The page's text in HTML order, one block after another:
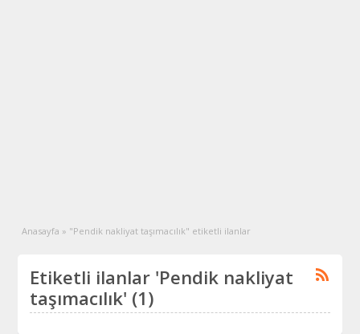
Anasayfa » "Pendik nakliyat taşımacılık" etiketli ilanlar
Etiketli ilanlar 'Pendik nakliyat
taşımacılık' (1)